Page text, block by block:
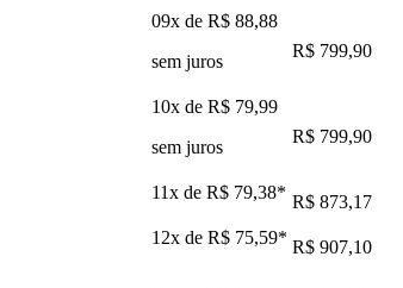
09x de R$ 88,88
sem juros
R$ 799,90
10x de R$ 79,99
sem juros
R$ 799,90
11x de R$ 79,38* R$ 873,17
12x de R$ 75,59* R$ 907,10